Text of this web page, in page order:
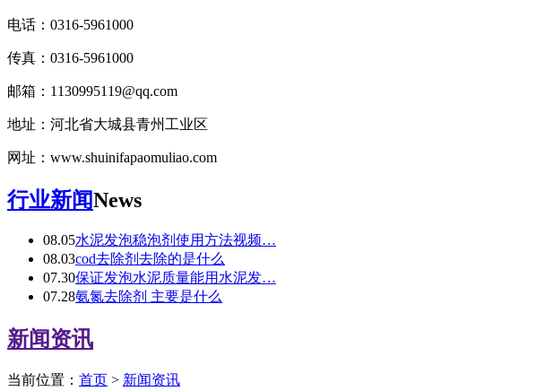
电话：0316-5961000
传真：0316-5961000
邮箱：1130995119@qq.com
地址：河北省大城县青州工业区
网址：www.shuinifapaomuliao.com
行业新闻News
08.05水泥发泡稳泡剂使用方法视频…
08.03cod去除剂去除的是什么
07.30保证发泡水泥质量能用水泥发…
07.28氨氮去除剂 主要是什么
新闻资讯
当前位置： 首页 > 新闻资讯